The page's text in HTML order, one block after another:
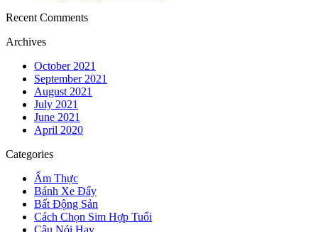
Recent Comments
Archives
October 2021
September 2021
August 2021
July 2021
June 2021
April 2020
Categories
Ẩm Thực
Bánh Xe Đẩy
Bất Động Sản
Cách Chọn Sim Hợp Tuổi
Câu Nói Hay